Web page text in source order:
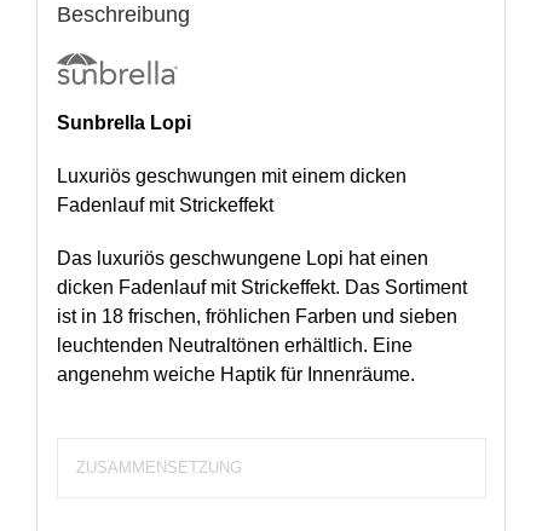
Beschreibung
Sunbrella Lopi
Luxuriös geschwungen mit einem dicken
Fadenlauf mit Strickeffekt
Das luxuriös geschwungene Lopi hat einen
dicken Fadenlauf mit Strickeffekt. Das Sortiment
ist in 18 frischen, fröhlichen Farben und sieben
leuchtenden Neutraltönen erhältlich. Eine
angenehm weiche Haptik für Innenräume.
ZUSAMMENSETZUNG